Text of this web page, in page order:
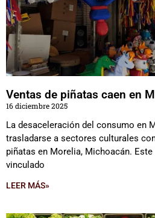
Ventas de piñatas caen en
16 diciembre 2025
La desaceleración del consumo en
trasladarse a sectores culturales
piñatas en Morelia, Michoacán.
vinculado
LEER MÁS»